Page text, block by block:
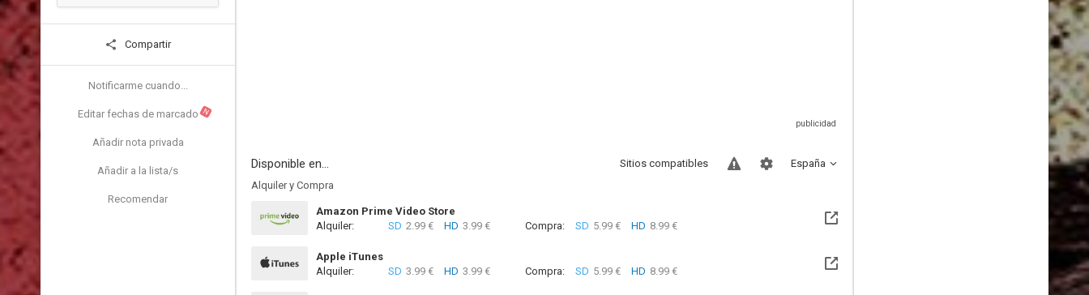
Compartir
Notificarme cuando...
Editar fechas de marcado N
Añadir nota privada
Añadir a la lista/s
Recomendar
Disponible en... España
Sitios compatibles
Alquiler y Compra
Amazon Prime Video Store
Alquiler:
SD 2.99 € HD 3.99 € Compra: SD 5.99 € HD 8.99 €
Apple iTunes
Alquiler:
SD 3.99 € HD 3.99 € Compra: SD 5.99 € HD 8.99 €